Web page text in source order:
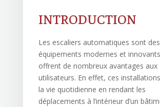
INTRODUCTION
Les escaliers automatiques sont des
équipements modernes et
offrent de nombreux avantages aux
utilisateurs. En effet, ces
la vie quotidienne en rendant les
déplacements à l’intérieur d’un